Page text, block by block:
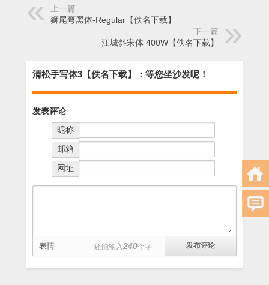
上一篇
狮尾弯黑体-Regular【佚名下载】
下一篇
江城斜宋体 400W【佚名下载】
清松手写体3【佚名下载】：等您坐沙发呢！
发表评论
昵称
邮箱
网址
表情 还能输入 240个字